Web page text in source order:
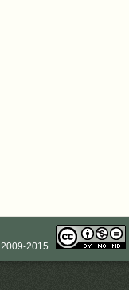
2009-2015